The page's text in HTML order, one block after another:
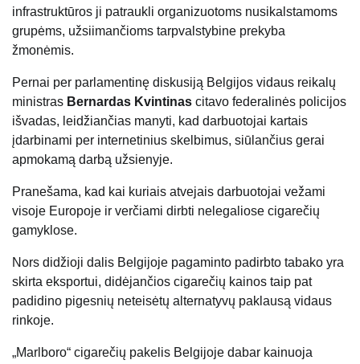
infrastruktūros ji patraukli organizuotoms nusikalstamoms
grupėms, užsiimančioms tarpvalstybine prekyba
žmonėmis.
Pernai per parlamentinę diskusiją Belgijos vidaus reikalų
ministras Bernardas Kvintinas citavo federalinės policijos
išvadas, leidžiančias manyti, kad darbuotojai kartais
įdarbinami per internetinius skelbimus, siūlančius gerai
apmokamą darbą užsienyje.
Pranešama, kad kai kuriais atvejais darbuotojai vežami
visoje Europoje ir verčiami dirbti nelegaliose cigarečių
gamyklose.
Nors didžioji dalis Belgijoje pagaminto padirbto tabako yra
skirta eksportui, didėjančios cigarečių kainos taip pat
padidino pigesnių neteisėtų alternatyvų paklausą vidaus
rinkoje.
„Marlboro“ cigarečių pakelis Belgijoje dabar kainuoja